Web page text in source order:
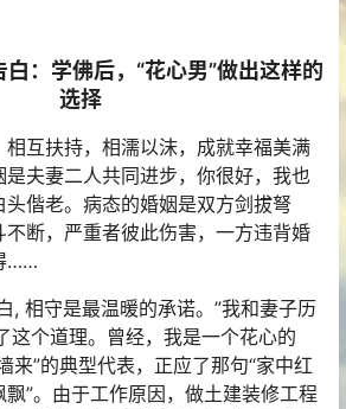
：学佛后，“花心男”做出这样的
选择
互扶持，相濡以沫，成就幸福美满
是夫妻二人共同进步，你很好，我也
头偕老。病态的婚姻是双方剑拔弩
不断，严重者彼此伤害，一方违背婚
……
, 相守是最温暖的承诺。”我和妻子历
这个道理。曾经，我是一个花心的
来”的典型代表，正应了那句“家中红
”。由于工作原因，做土建装修工程